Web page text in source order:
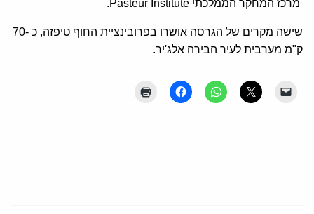
מרכז המחקר הממלכתי Pasteur Institute.
שישה מקרים של הגרסה אושרו בפרובינציית החוף טיפזה, כ -70
ק"מ מערבית לעיר הבירה אלג'יר.